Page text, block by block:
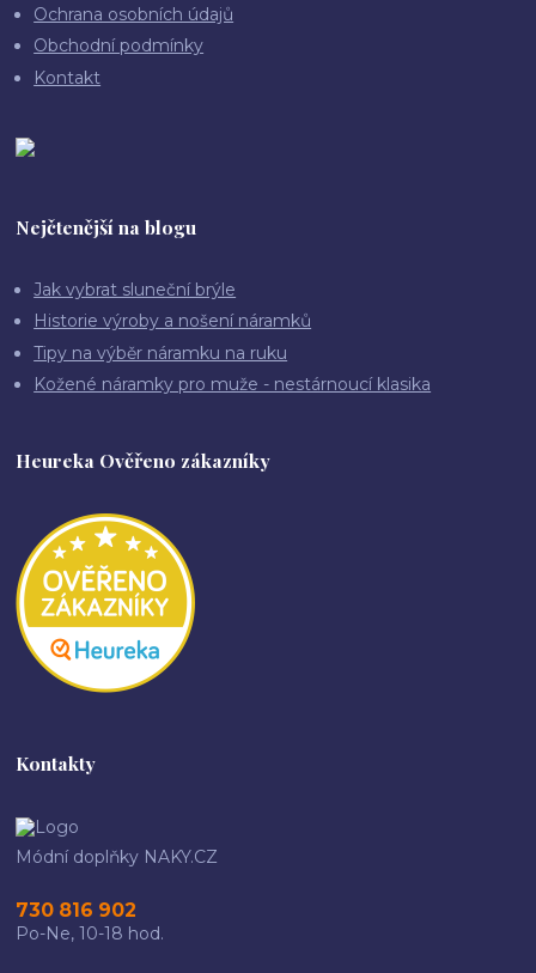
Ochrana osobních údajů
Obchodní podmínky
Kontakt
Nejčtenější na blogu
Jak vybrat sluneční brýle
Historie výroby a nošení náramků
Tipy na výběr náramku na ruku
Kožené náramky pro muže - nestárnoucí klasika
Heureka Ověřeno zákazníky
Kontakty
Módní doplňky NAKY.CZ
730 816 902
Po-Ne, 10-18 hod.